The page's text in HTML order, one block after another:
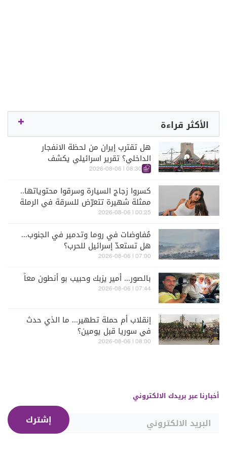
الأكثر قراءة
هل تقترب إيران من لحظة الانفجار
الداخلي؟ تقرير اسرائيلي يكشف
الكواليس
08:30 | 2026-08-06
كسروا زجاج السيارة وسرقوا محتوياتها..
ممثلة شهيرة تتعرّض للسرقة في الرملة
البيضاء (فيديو)
00:25 | 2026-08-06
مُفاوضات في روما وتدمير في الجنوب...
هل تستعدّ إسرائيل للحرب؟
07:00 | 2026-08-06
بالصور... أمير يزبك وحبيب بو أنطون معاً
07:44 | 2026-08-06
إنقلاب أم حملة تطهير... ما الذي حدث
في سوريا قبل يومين؟
08:00 | 2026-08-06
أخبارنا عبر بريدك الالكتروني
إشترك